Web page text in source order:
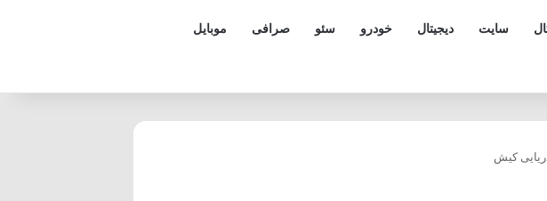
سایت دیجیتال خودرو سئو صرافی موبایل
کیش